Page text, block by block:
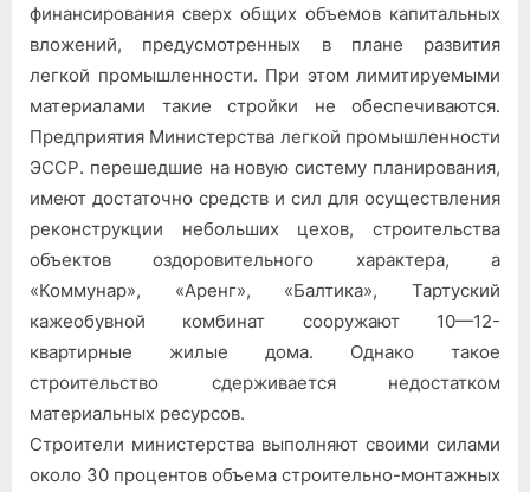
финансирования сверх общих объемов капитальных
вложений, предусмотренных в плане развития
легкой промышленности. При этом лимитируемыми
материалами такие стройки не обеспечиваются.
Предприятия Министерства легкой промышленности
ЭССР. перешедшие на новую систему планирования,
имеют достаточно средств и сил для осуществления
реконструкции небольших цехов, строительства
объектов оздоровительного характера, а
«Коммунар», «Аренг», «Балтика», Тартуский
кажеобувной комбинат сооружают 10—12-
квартирные жилые дома. Однако такое
строительство сдерживается недостатком
материальных ресурсов.
Строители министерства выполняют своими силами
около 30 процентов объема строительно-монтажных